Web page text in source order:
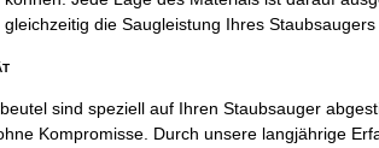
die Saugleistung Ihres
sind speziell auf Ihren Staubsauger
Kompromisse. Durch unsere langjährige